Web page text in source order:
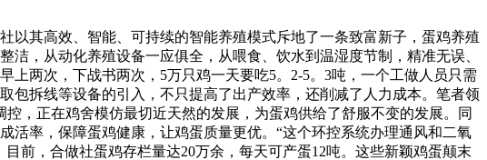
其高效、智能、可持续的智能养殖模式斥地了一条致富新子，蛋鸡养殖
，从动化养殖设备一应俱全，从喂食、饮水到温湿度节制，精准无误、
两次，下战书两次，5万只鸡一天要吃5。2-5。3吨，一个工做人员只需
包拆线等设备的引入，不只提高了出产效率，还削减了人力成本。笔者领
，正在鸡舍模仿最切近天然的发展，为蛋鸡供给了舒服不变的发展。同
活率，保障蛋鸡健康，让鸡蛋质量更优。“这个环控系统办理通风和二氧
前，合做社蛋鸡存栏量达20万余，每天可产蛋12吨。这些新颖鸡蛋颠末